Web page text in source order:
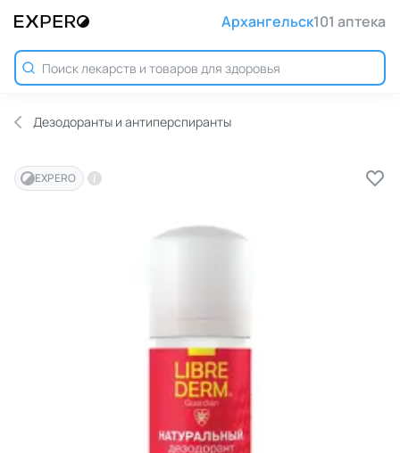
Архангельск101 аптека
Дезодоранты и антиперспиранты
EXPERO